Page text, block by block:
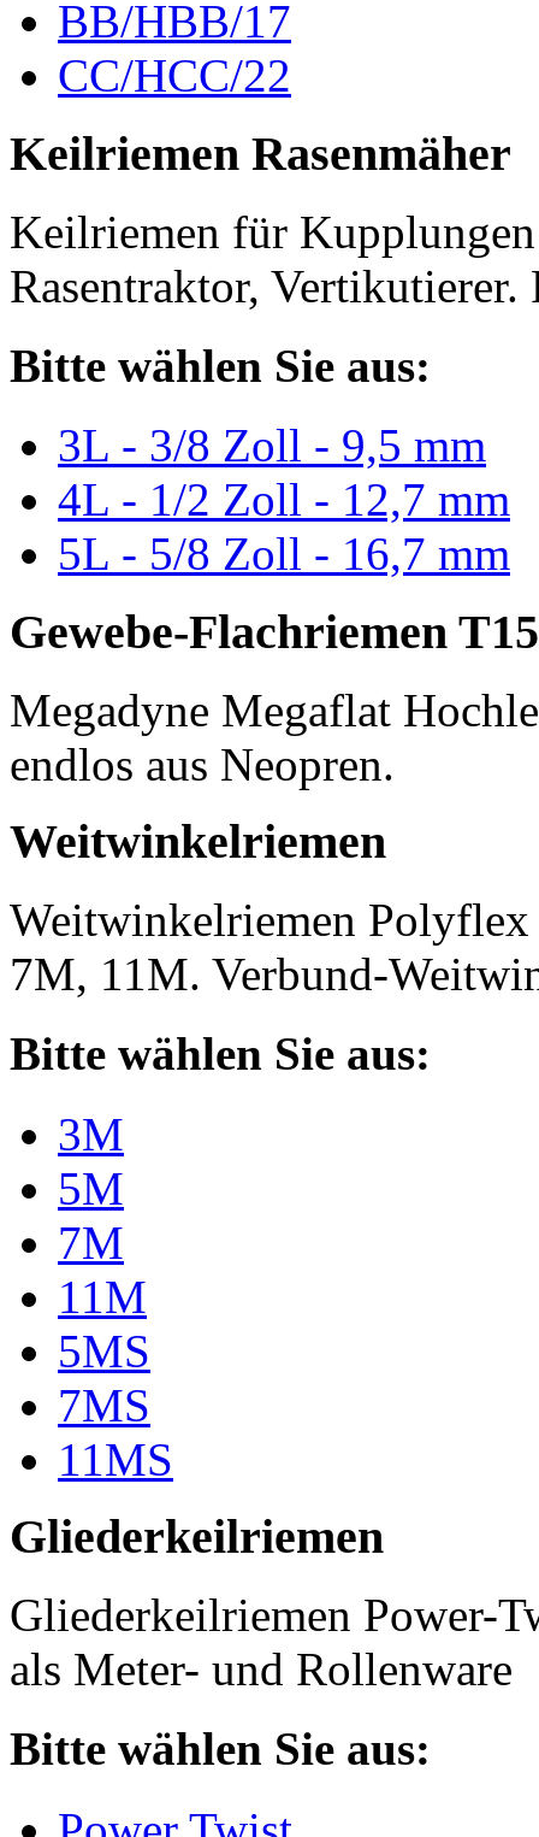
BB/HBB/17
CC/HCC/22
Keilriemen Rasenmäher
Keilriemen für Kupplungen
Rasentraktor,
Bitte wählen Sie aus:
3L - 3/8 Zoll - 9,5 mm
4L - 1/2 Zoll - 12,7 mm
5L - 5/8 Zoll - 16,7 mm
Gewebe-Flachriemen
Megadyne Megaflat
endlos aus Neopren.
Weitwinkelriemen
Weitwinkelriemen
7M, 11M. Verbund-
Bitte wählen Sie aus:
3M
5M
7M
11M
5MS
7MS
11MS
Gliederkeilriemen
Gliederkeilriemen Power-
als Meter- und Rollenware
Bitte wählen Sie aus: